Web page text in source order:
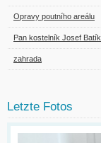
Opravy poutního areálu
Pan kostelník Josef Batík
zahrada
Letzte Fotos